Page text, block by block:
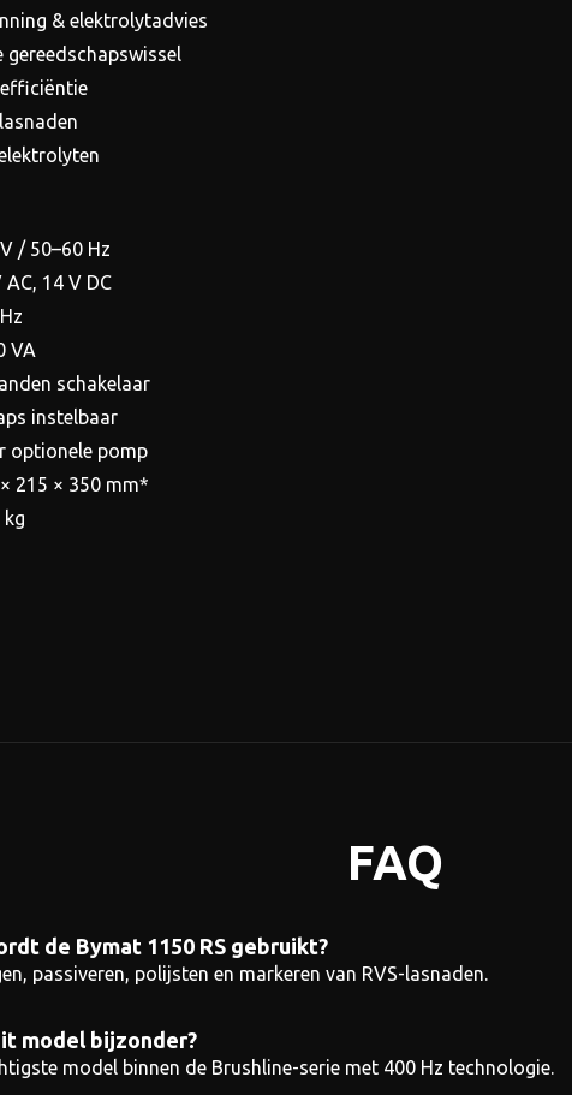
& elektrolytadvies
/ 50–60 Hz
AC, 14 V DC
VA
schakelaar
instelbaar
optionele pomp
215 × 350 mm*
kg
FAQ
de Bymat 1150 RS gebruikt?
passiveren, polijsten en markeren van RVS-lasnaden.
model bijzonder?
model binnen de Brushline-serie met 400 Hz technologie.